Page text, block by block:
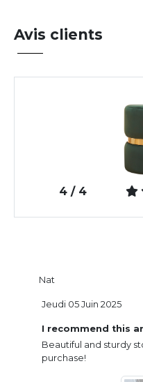
Avis clients
4 / 4
Nat
I recommend this
Beautiful and sturdy
purchase!
Jeudi 05 Juin 2025